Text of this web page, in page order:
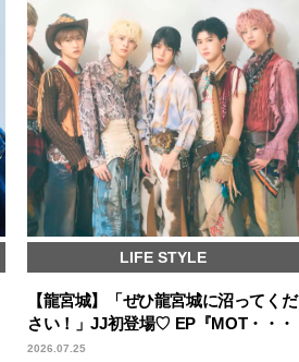
LIFE STYLE
【龍宮城】「ぜひ龍宮城に沼ってくだ
さい！」JJ初登場♡ EP『MOT・・・
2026.07.25